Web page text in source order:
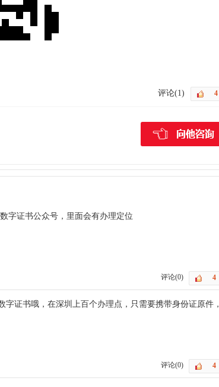
评论(1)
字证书公众号，里面会有办理定位
评论(0)
证书哦，在深圳上百个办理点，只需要携带身份证原件，
评论(0)